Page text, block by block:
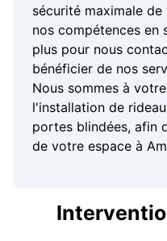
sécurité maximale
nos compétences en
plus pour nous
bénéficier de nos
Nous sommes à
l'installation de
portes blindées, afin
de votre espace à